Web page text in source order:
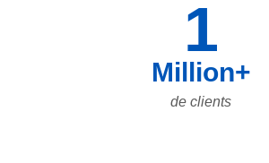
1
Million+
de clients